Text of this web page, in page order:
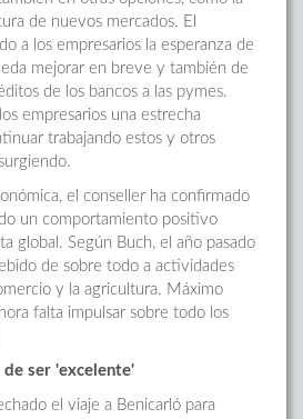
de nuevos mercados. El
a los empresarios la esperanza de
mejorar en breve y también de
de los bancos a las pymes.
empresarios una estrecha
trabajando estos y otros
el conseller ha confirmado
un comportamiento positivo
global. Según Buch, el año pasado
de sobre todo a actividades
y la agricultura. Máximo
falta impulsar sobre todo los
de ser 'excelente'
el viaje a Benicarló para